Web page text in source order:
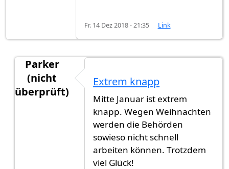
Fr. 14 Dez 2018 - 21:35 Link
Parker
(nicht
überprüft)
Hallo zusammen,Hat jemand…
Extrem knapp
Mitte Januar ist extrem
knapp. Wegen Weihnachten
werden die Behörden
sowieso nicht schnell
arbeiten können. Trotzdem
viel Glück!